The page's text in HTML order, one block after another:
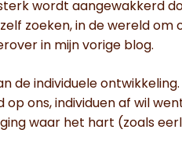
wordt aangewakkerd
zoeken, in de wereld om
in mijn vorige blog.
de individuele
ons, individuen af wil
waar het hart (zoals